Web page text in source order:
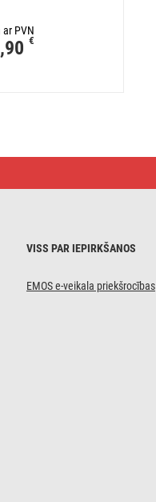
PVN
€
VISS PAR IEPIRKŠANOS
EMOS e-veikala priekšrocības